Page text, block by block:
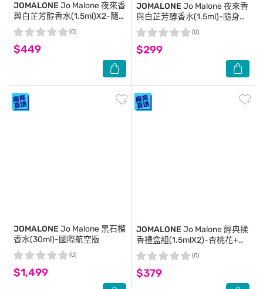
JOMALONE Jo Malone 夜來香
與白芷芳醇香水(1.5ml)X2-隨
身針管
$449
(0)
JOMALONE Jo Malone 夜來香
與白芷芳醇香水(1.5ml)-隨身針
管
$299
(0)
JOMALONE Jo Malone 黑石榴
香水(30ml)-國際航空版
$1,499
(0)
JOMALONE Jo Malone 經典揉
香禮盒組(1.5mlX2)-杏桃花+黑
石榴
$379
(0)